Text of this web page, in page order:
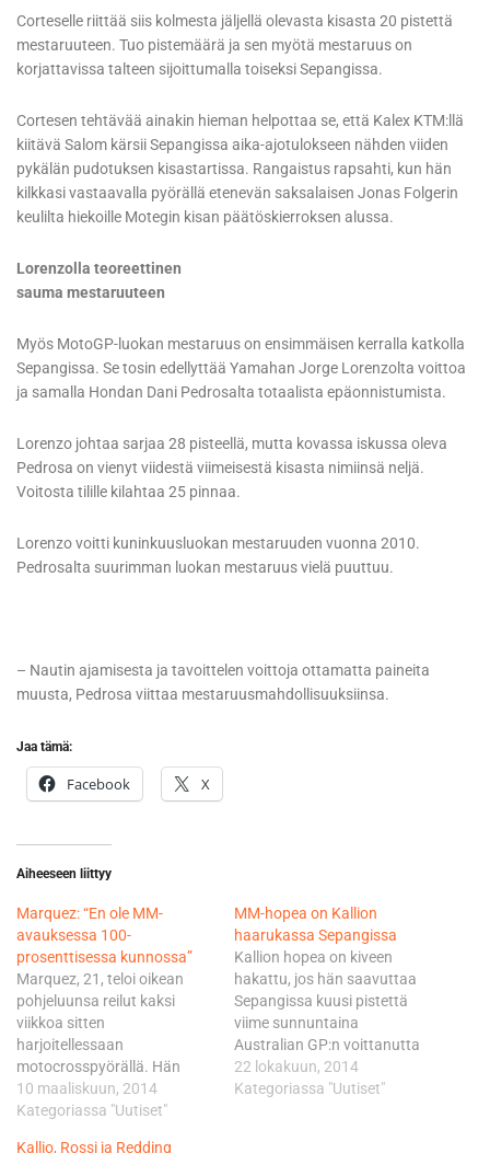
Corteselle riittää siis kolmesta jäljellä olevasta kisasta 20 pistettä
mestaruuteen. Tuo pistemäärä ja sen myötä mestaruus on
korjattavissa talteen sijoittumalla toiseksi Sepangissa.
Cortesen tehtävää ainakin hieman helpottaa se, että Kalex KTM:llä
kiitävä Salom kärsii Sepangissa aika-ajotulokseen nähden viiden
pykälän pudotuksen kisastartissa. Rangaistus rapsahti, kun hän
kilkkasi vastaavalla pyörällä etenevän saksalaisen Jonas Folgerin
keulilta hiekoille Motegin kisan päätöskierroksen alussa.
Lorenzolla teoreettinen
sauma mestaruuteen
Myös MotoGP-luokan mestaruus on ensimmäisen kerralla katkolla
Sepangissa. Se tosin edellyttää Yamahan Jorge Lorenzolta voittoa
ja samalla Hondan Dani Pedrosalta totaalista epäonnistumista.
Lorenzo johtaa sarjaa 28 pisteellä, mutta kovassa iskussa oleva
Pedrosa on vienyt viidestä viimeisestä kisasta nimiinsä neljä.
Voitosta tilille kilahtaa 25 pinnaa.
Lorenzo voitti kuninkuusluokan mestaruuden vuonna 2010.
Pedrosalta suurimman luokan mestaruus vielä puuttuu.
– Nautin ajamisesta ja tavoittelen voittoja ottamatta paineita
muusta, Pedrosa viittaa mestaruusmahdollisuuksiinsa.
Jaa tämä:
Facebook X
Aiheeseen liittyy
Marquez: “En ole MM-
avauksessa 100-
prosenttisessa kunnossa”
Marquez, 21, teloi oikean
pohjeluunsa reilut kaksi
viikkoa sitten
harjoitellessaan
motocrosspyörällä. Hän
missasi vamman vuoksi
Malesian toisen testijakson
10 maaliskuun, 2014
Kategoriassa "Uutiset"
MM-hopea on Kallion
haarukassa Sepangissa
Kallion hopea on kiveen
hakattu, jos hän saavuttaa
Sepangissa kuusi pistettä
viime sunnuntaina
Australian GP:n voittanutta
Maverick Vinalesia
enemmän. Kalliolla on toki
22 lokakuun, 2014
Kategoriassa "Uutiset"
Kallio, Rossi ja Redding